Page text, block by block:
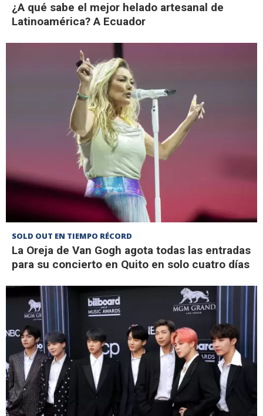
¿A qué sabe el mejor helado artesanal de
Latinoamérica? A Ecuador
SOLD OUT EN TIEMPO RÉCORD
La Oreja de Van Gogh agota todas las entradas
para su concierto en Quito en solo cuatro días